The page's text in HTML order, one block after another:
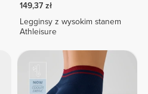
149,37 zł
Legginsy z wysokim stanem
Athleisure